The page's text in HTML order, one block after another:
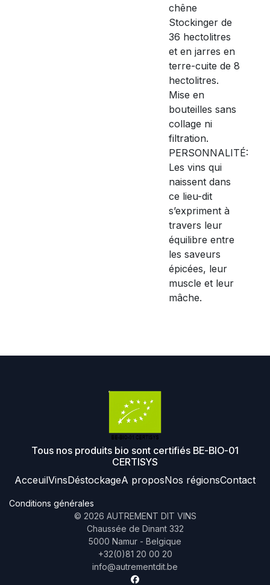
chêne
Stockinger de
36 hectolitres
et en jarres en
terre-cuite de 8
hectolitres.
Mise en
bouteilles sans
collage ni
filtration.
PERSONNALITÉ:
Les vins qui
naissent dans
ce lieu-dit
s’expriment à
travers leur
équilibre entre
les saveurs
épicées, leur
muscle et leur
mâche.
Tous nos produits bio sont certifiés BE-BIO-01
CERTISYS
AcceuilVinsDéstockageA proposNos régionsContact
Conditions générales
© 2026 AUTREMENT DIT VINS
Chaussée de Dinant 332
5000 Namur - Belgique
+32(0)81 20 00 20
info@autrementdit.be